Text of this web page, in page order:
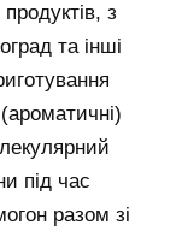
з
та інші
під час
разом зі